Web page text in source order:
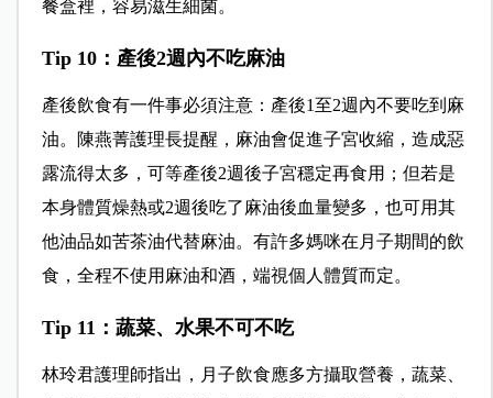
餐盒裡，容易滋生細菌。
Tip 10：產後2週內不吃麻油
產後飲食有一件事必須注意：產後1至2週內不要吃到麻
油。陳燕菁護理長提醒，麻油會促進子宮收縮，造成惡
露流得太多，可等產後2週後子宮穩定再食用；但若是
本身體質燥熱或2週後吃了麻油後血量變多，也可用其
他油品如苦茶油代替麻油。有許多媽咪在月子期間的飲
食，全程不使用麻油和酒，端視個人體質而定。
Tip 11 ：蔬菜、水果不可不吃
林玲君護理師指出，月子飲食應多方攝取營養，蔬菜、